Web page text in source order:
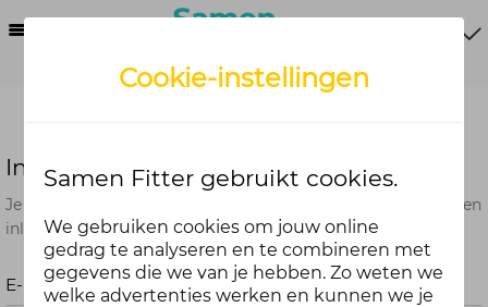
Inloggen
Je kunt met je Samen Fitter inloggegevens op alle onderdelen
inloggen. Dus één account voor website, app en webshop.
E-mailadres
Cookie-instellingen
Samen Fitter gebruikt cookies.
We gebruiken cookies om jouw online
gedrag te analyseren en te combineren met
gegevens die we van je hebben. Zo weten we
welke advertenties werken en kunnen we je